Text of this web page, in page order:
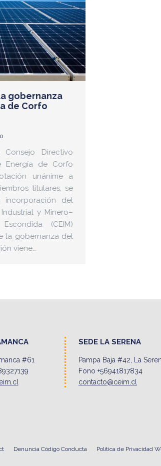
gobernanza
de Corfo
Directivo
Energía de Corfo
unánime a
titulares, se
del
y Minero–
(CEIM)
la gobernanza del
viene…
#61
SEDE LA SERENA
Pampa Baja #42, La
Fono +56941817834
contacto@ceim.cl
Denuncia Código Conducta Politica de Privacidad